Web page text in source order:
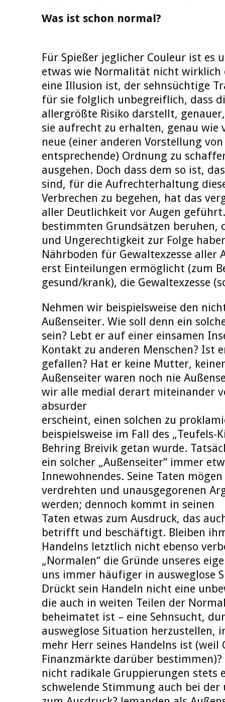
Was ist schon normal?
Für Spießer jeglicher Couleur ist es
etwas wie Normalität nicht wirklich
eine Illusion ist, der sehnsüchtige
für sie folglich unbegreiflich, dass
allergrößte Risiko darstellt,
sie aufrecht zu erhalten, genau wie
neue (einer anderen Vorstellung
entsprechende) Ordnung zu
ausgehen. Doch dass dem so ist,
sind, für die Aufrechterhaltung
Verbrechen zu begehen, hat das
aller Deutlichkeit vor Augen
bestimmten Grundsätzen beruhen,
und Ungerechtigkeit zur Folge
Nährboden für Gewaltexzesse aller
erst Einteilungen ermöglicht (zum
gesund/krank), die Gewaltexzesse
Nehmen wir beispielsweise den
Außenseiter. Wie soll denn ein
sein? Lebt er auf einer einsamen
Kontakt zu anderen Menschen? Ist
gefallen? Hat er keine Mutter,
Außenseiter waren noch nie
wir alle medial derart miteinander
absurder
erscheint, einen solchen zu
beispielsweise im Fall des „Teufels-
Behring Breivik getan wurde.
ein solcher „Außenseiter“ immer
Innewohnendes. Seine Taten
verdrehten und unausgegorenen
werden; dennoch kommt in seinen
Taten etwas zum Ausdruck, das
betrifft und beschäftigt. Bleiben
Handelns letztlich nicht ebenso
„Normalen“ die Gründe unseres
uns immer häufiger in ausweglose
Drückt sein Handeln nicht eine
die auch in weiten Teilen der
beheimatet ist – eine Sehnsucht,
ausweglose Situation herzustellen,
mehr Herr seines Handelns ist (weil
Finanzmärkte darüber
nicht radikale Gruppierungen stets
schwelende Stimmung auch bei